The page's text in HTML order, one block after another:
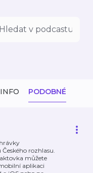
INFO PODOBNÉ
rozhlasu.
můžete
aplikaci